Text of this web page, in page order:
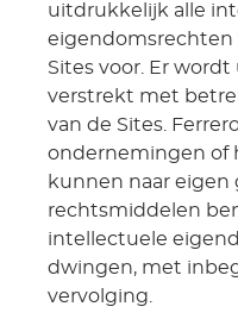
uitdrukkelijk alle
eigendomsrechten
Sites voor. Er
verstrekt met
van de Sites.
ondernemingen of
kunnen naar eigen
rechtsmiddelen
intellectuele
dwingen, met
vervolging.